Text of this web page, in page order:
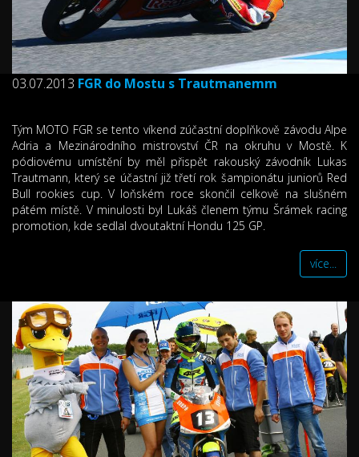
03.07.2013 FGR do Mostu s Trautmanemm
Tým MOTO FGR se tento víkend zúčastní doplňkově závodu Alpe
Adria a Mezinárodního mistrovství ČR na okruhu v Mostě. K
pódiovému umístění by měl přispět rakouský závodník Lukas
Trautmann, který se účastní již třetí rok šampionátu juniorů Red
Bull rookies cup. V loňském roce skončil celkově na slušném
pátém místě. V minulosti byl Lukáš členem týmu Šrámek racing
promotion, kde sedlal dvoutaktní Hondu 125 GP.
více...